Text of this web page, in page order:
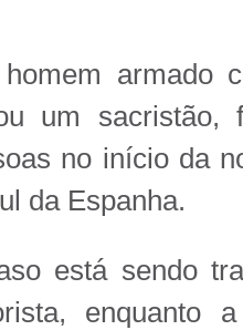
armado
um sacristão,
no início da
da Espanha.
está sendo
enquanto